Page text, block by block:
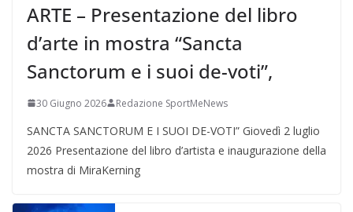
ARTE – Presentazione del libro
d’arte in mostra “Sancta
Sanctorum e i suoi de-voti”,
30 Giugno 2026 Redazione SportMeNews
SANCTA SANCTORUM E I SUOI DE-VOTI” Giovedì 2 luglio
2026 Presentazione del libro d’artista e inaugurazione della
mostra di MiraKerning